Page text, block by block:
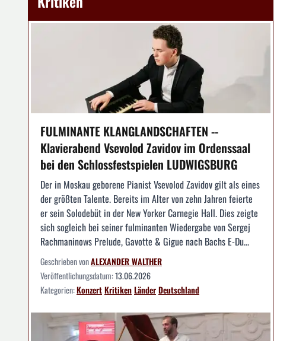
FULMINANTE KLANGLANDSCHAFTEN --
Klavierabend Vsevolod Zavidov im Ordenssaal
bei den Schlossfestspielen LUDWIGSBURG
Der in Moskau geborene Pianist Vsevolod Zavidov gilt als eines
der größten Talente. Bereits im Alter von zehn Jahren feierte
er sein Solodebüt in der New Yorker Carnegie Hall. Dies zeigte
sich sogleich bei seiner fulminanten Wiedergabe von Sergej
Rachmaninows Prelude, Gavotte & Gigue nach Bachs E-Du...
Geschrieben vonALEXANDER WALTHER
Veröffentlichungsdatum:13.06.2026
Kategorien:KonzertKritikenLänderDeutschland